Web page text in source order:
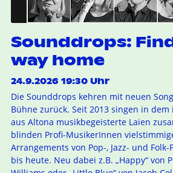
Sounddrops:
way home
24.9.2026 19:30 Uhr
Die Sounddrops kehren mit neuen
Bühne zurück. Seit 2013 singen in
aus Altona musikbegeisterte Laien
blinden Profi-MusikerInnen
Arrangements von Pop-, Jazz- und
bis heute. Neu dabei z.B. „Happy“ von